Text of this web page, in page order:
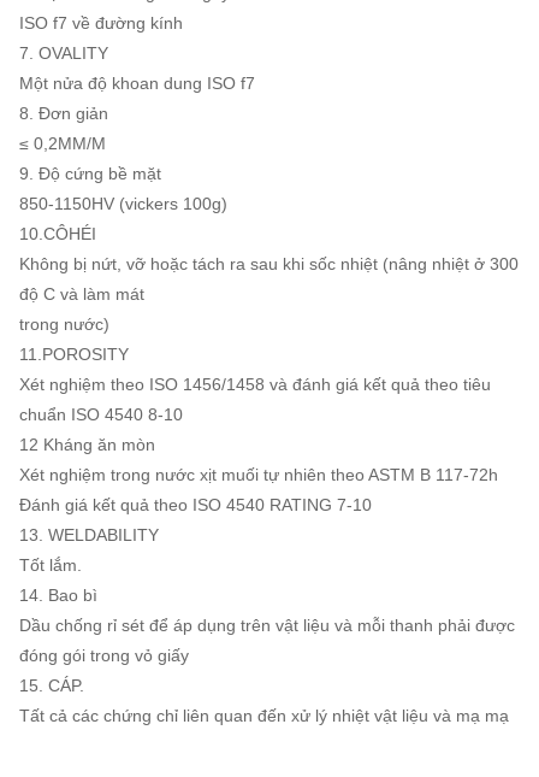
ISO f7 về đường kính
7. OVALITY
Một nửa độ khoan dung ISO f7
8. Đơn giản
≤ 0,2MM/M
9. Độ cứng bề mặt
850-1150HV (vickers 100g)
10.CÔHÉI
Không bị nứt, vỡ hoặc tách ra sau khi sốc nhiệt (nâng nhiệt ở 300
độ C và làm mát
trong nước)
11.POROSITY
Xét nghiệm theo ISO 1456/1458 và đánh giá kết quả theo tiêu
chuẩn ISO 4540 8-10
12 Kháng ăn mòn
Xét nghiệm trong nước xịt muối tự nhiên theo ASTM B 117-72h
Đánh giá kết quả theo ISO 4540 RATING 7-10
13. WELDABILITY
Tốt lắm.
14. Bao bì
Dầu chống rỉ sét để áp dụng trên vật liệu và mỗi thanh phải được
đóng gói trong vỏ giấy
15. CÁP.
Tất cả các chứng chỉ liên quan đến xử lý nhiệt vật liệu và mạ mạ